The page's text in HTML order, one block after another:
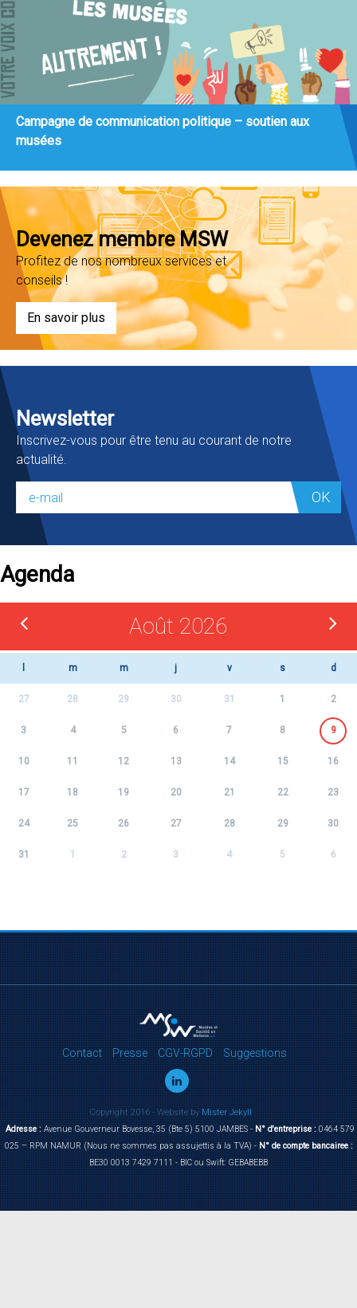
Campagne de communication politique – soutien aux
musées
Devenez membre MSW
Profitez de nos nombreux services et
conseils !
En savoir plus
Newsletter
Inscrivez-vous pour être tenu au courant de notre
actualité.
OK
Agenda
Août 2026
m m j v s d
27 28 29 30 31 1 2
3 4 5 6 7 8 9
10 11 12 13 14 15 16
17 18 19 20 21 22 23
24 25 26 27 28 29 30
31 1 2 3 4 5 6
Contact Presse CGV-RGPD Suggestions
Copyright 2016 - Website byMister Jekyll
Adresse :Avenue Gouverneur Bovesse, 35 (Bte 5) 5100 JAMBES - N° d'entreprise :0464 579
025 – RPM NAMUR (Nous ne sommes pas assujettis à la TVA) -N° de compte bancairee :
BE30 0013 7429 7111 - BIC ou Swift: GEBABEBB